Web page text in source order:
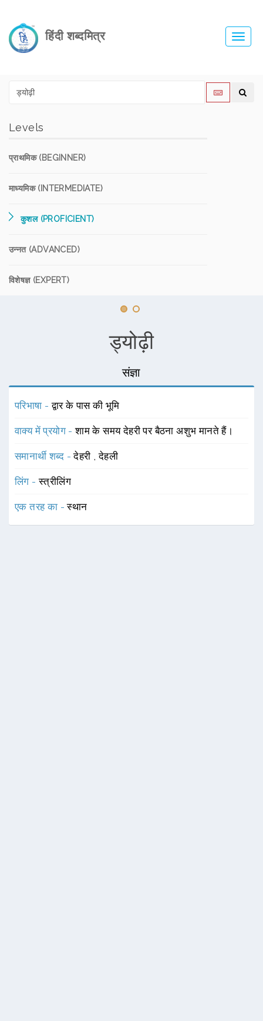
हिंदी शब्दमित्र
Levels
प्राथमिक (BEGINNER)
माध्यमिक (INTERMEDIATE)
कुशल (PROFICIENT)
उन्नत (ADVANCED)
विशेषज्ञ (EXPERT)
ड्योढ़ी
संज्ञा
परिभाषा -द्वार के पास की भूमि
वाक्य में प्रयोग -शाम के समय देहरी पर बैठना अशुभ मानते हैं।
समानार्थी शब्द -देहरी ,देहली
लिंग -स्त्रीलिंग
एक तरह का -स्थान